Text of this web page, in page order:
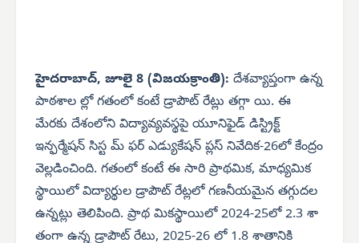
హైదరాబాద్, జూలై 8 (విజయక్రాంతి): దేశవ్యాప్తంగా ఉన్న
పాఠశాల ల్లో గతంలో కంటే డ్రాపౌట్ రేట్లు తగ్గా యి. ఈ
మేరకు దేశంలోని విద్యావ్యవస్థపై యూనిఫైడ్ డిస్ట్రిక్ట్
ఇన్ఫర్మేషన్ సిస్ట మ్ ఫర్ ఎడ్యుకేషన్ ప్లస్ నివేదిక-26లో కేంద్రం
వెల్లడించింది. గతంలో కంటే ఈ సారి ప్రాథమిక, మాధ్యమిక
స్థాయిలో విద్యార్థుల డ్రాపౌట్ రేట్లలో గణనీయమైన తగ్గుదల
ఉన్నట్లు తెలిపింది. ప్రాథ మికస్థాయిలో 2024-25లో 2.3 శా
తంగా ఉన్న డ్రాపౌట్ రేటు, 2025-26 లో 1.8 శాతానికి